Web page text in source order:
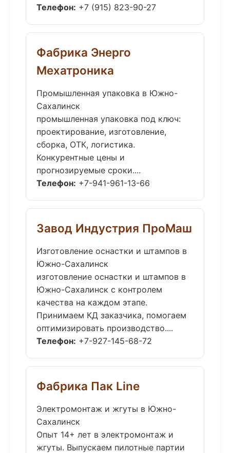
Телефон: +7 (915) 823-90-27
Фабрика Энерго
Мехатроника
Промышленная упаковка в Южно-
Сахалинск
промышленная упаковка под ключ:
проектирование, изготовление,
сборка, ОТК, логистика.
Конкурентные цены и
прогнозируемые сроки....
Телефон: +7-941-961-13-66
Завод Индустрия ПроМаш
Изготовление оснастки и штампов в
Южно-Сахалинск
изготовление оснастки и штампов в
Южно-Сахалинск с контролем
качества на каждом этапе.
Принимаем КД заказчика, помогаем
оптимизировать производство....
Телефон: +7-927-145-68-72
Фабрика Пак Line
Электромонтаж и жгуты в Южно-
Сахалинск
Опыт 14+ лет в электромонтаж и
жгуты. Выпускаем пилотные партии